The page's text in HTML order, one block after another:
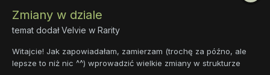
Zmiany w dziale
temat dodałVelvie w Rarity
Witajcie! Jak zapowiadałam, zamierzam (trochę za późno, ale
lepsze to niż nic ^^) wprowadzić wielkie zmiany w strukturze